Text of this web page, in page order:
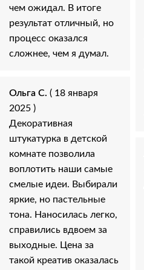
чем ожидал. В итоге
результат отличный, но
процесс оказался
сложнее, чем я думал.
Ольга С. ( 18 января
2025 )
Декоративная
штукатурка в детской
комнате позволила
воплотить наши самые
смелые идеи. Выбирали
яркие, но пастельные
тона. Наносилась легко,
справились вдвоем за
выходные. Цена за
такой креатив оказалась